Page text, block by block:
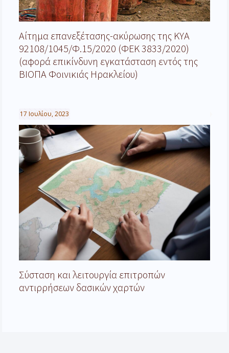
Αίτημα επανεξέτασης-ακύρωσης της ΚΥΑ
92108/1045/Φ.15/2020 (ΦΕΚ 3833/2020)
(αφορά επικίνδυνη εγκατάσταση εντός της
ΒΙΟΠΑ Φοινικιάς Ηρακλείου)
17 Ιουλίου, 2023
Σύσταση και λειτουργία επιτροπών
αντιρρήσεων δασικών χαρτών